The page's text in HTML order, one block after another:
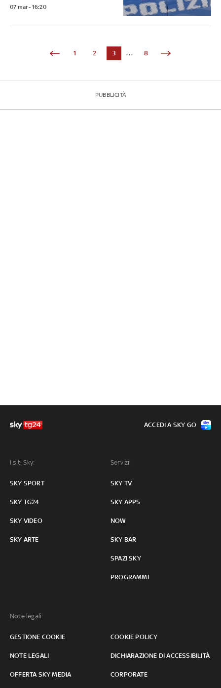
07 mar - 16:20
1 2 3 ... 8
PUBBLICITÀ
I siti Sky:
SKY SPORT
SKY TG24
SKY VIDEO
SKY ARTE
Servizi:
SKY TV
SKY APPS
NOW
SKY BAR
SPAZI SKY
PROGRAMMI
Note legali:
GESTIONE COOKIE COOKIE POLICY
NOTE LEGALI DICHIARAZIONE DI ACCESSIBILITÀ
OFFERTA SKY MEDIA CORPORATE
ACCEDI A SKY GO